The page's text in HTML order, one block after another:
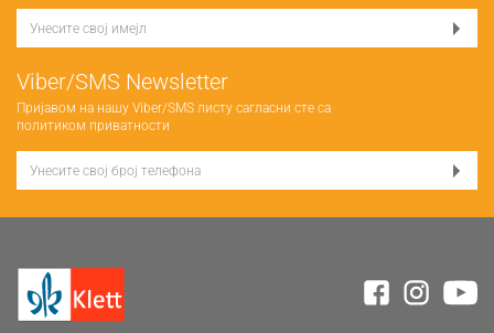
Viber/SMS Newsletter
Пријавом на нашу Viber/SMS листу сагласни сте са
политиком приватности